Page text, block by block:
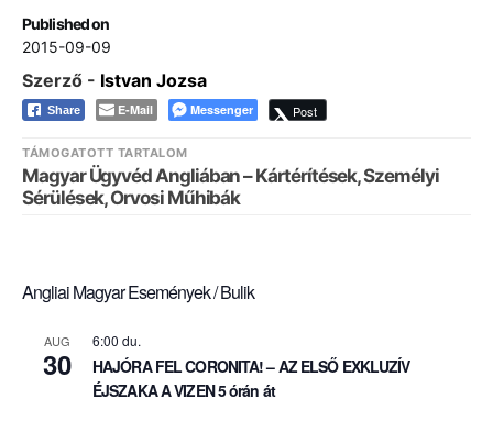
Published on
2015-09-09
Szerző - Istvan Jozsa
Share E-Mail Messenger Post
TÁMOGATOTT TARTALOM
Magyar Ügyvéd Angliában – Kártérítések, Személyi
Sérülések, Orvosi Műhibák
Angliai Magyar Események / Bulik
AUG
30
6:00 du.
HAJÓRA FEL CORONITA! – AZ ELSŐ EXKLUZÍV
ÉJSZAKA A VIZEN 5 órán át